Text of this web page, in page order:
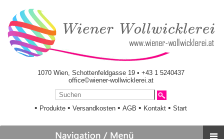
1070 Wien, Schottenfeldgasse 19 • +43 1 5240437
office©wiener-wollwicklerei.at
• Produkte •Versandkosten •AGB • Kontakt •Start